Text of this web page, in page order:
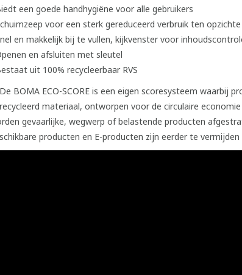
een goede handhygiëne voor alle gebruikers
voor een sterk gereduceerd verbruik ten
en makkelijk bij te vullen, kijkvenster voor
en afsluiten met sleutel
uit 100% recycleerbaar RVS